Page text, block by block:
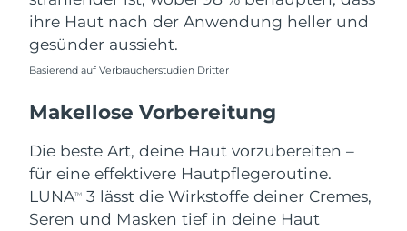
ihre Haut nach der Anwendung heller und
gesünder aussieht.
Basierend auf Verbraucherstudien Dritter
Makellose Vorbereitung
Die beste Art, deine Haut vorzubereiten –
für eine effektivere Hautpflegeroutine.
LUNATM
3 lässt die Wirkstoffe deiner Cremes,
Seren und Masken tief in deine Haut